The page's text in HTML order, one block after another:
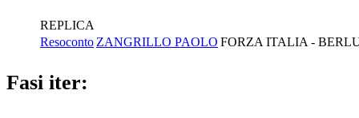
REPLICA
Resoconto ZANGRILLO PAOLO FORZA ITALIA -
Fasi iter: